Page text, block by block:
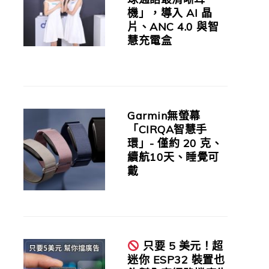
機」，導入 AI 晶
片、ANC 4.0 與智
慧充電盒
Garmin無螢幕
「CIRQA智慧手
環」- 僅約 20 克、
續航10天、睡覺可
戴
只要 5 美元！超
迷你 ESP32 裝置也